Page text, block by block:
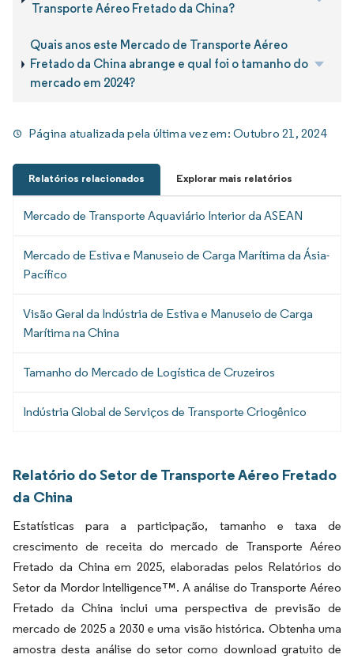
Transporte Aéreo Fretado da China?
Quais anos este Mercado de Transporte Aéreo
Fretado da China abrange e qual foi o tamanho do
mercado em 2024?
Página atualizada pela última vez em:Outubro 21, 2024
Relatórios relacionados Explorar mais relatórios
Mercado de Transporte Aquaviário Interior da ASEAN
Mercado de Estiva e Manuseio de Carga Marítima da Ásia-
Pacífico
Visão Geral da Indústria de Estiva e Manuseio de Carga
Marítima na China
Tamanho do Mercado de Logística de Cruzeiros
Indústria Global de Serviços de Transporte Criogênico
Relatório do Setor de Transporte Aéreo Fretado
da China
Estatísticas para a participação, tamanho e taxa de
crescimento de receita do mercado de Transporte Aéreo
Fretado da China em 2025, elaboradas pelos Relatórios do
Setor da Mordor Intelligence™. A análise do Transporte Aéreo
Fretado da China inclui uma perspectiva de previsão de
mercado de 2025 a 2030 e uma visão histórica. Obtenha uma
amostra desta análise do setor como download gratuito de